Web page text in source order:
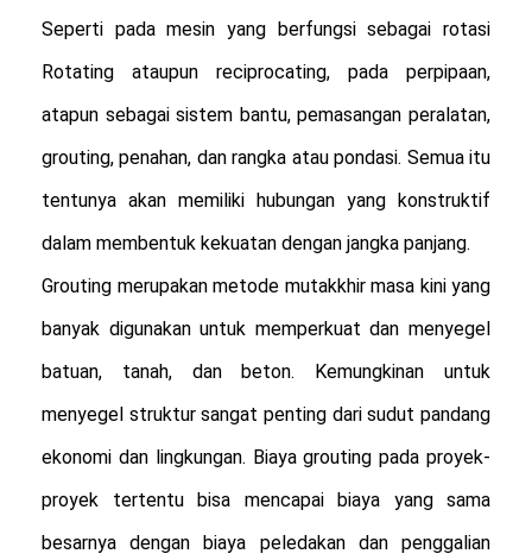
Seperti pada mesin yang berfungsi sebagai rotasi
Rotating ataupun reciprocating, pada perpipaan,
atapun sebagai sistem bantu, pemasangan peralatan,
grouting, penahan, dan rangka atau pondasi. Semua itu
tentunya akan memiliki hubungan yang konstruktif
dalam membentuk kekuatan dengan jangka panjang.
Grouting merupakan metode mutakkhir masa kini yang
banyak digunakan untuk memperkuat dan menyegel
batuan, tanah, dan beton. Kemungkinan untuk
menyegel struktur sangat penting dari sudut pandang
ekonomi dan lingkungan. Biaya grouting pada proyek-
proyek tertentu bisa mencapai biaya yang sama
besarnya dengan biaya peledakan dan penggalian